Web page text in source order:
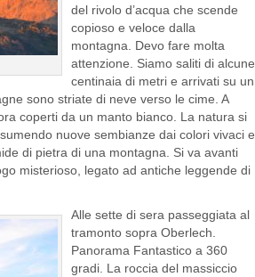
del rivolo d’acqua che scende
copioso e veloce dalla
montagna. Devo fare molta
attenzione. Siamo saliti di alcune
centinaia di metri e arrivati su un
sono striate di neve verso le cime. A
coperti da un manto bianco. La natura si
nuove sembianze dai colori vivaci e
di pietra di una montagna. Si va avanti
misterioso, legato ad antiche leggende di
Alle sette di sera passeggiata al
tramonto sopra Oberlech.
Panorama Fantastico a 360
gradi. La roccia del massiccio